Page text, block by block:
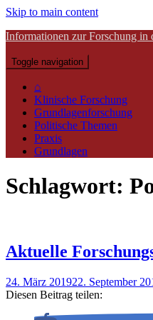
Skip to main content
Informationen zur Forschung
Toggle navigation
⌂
Klinische Forschung
Grundlagenforschung
Politische Themen
Praxis
Grundlagen
Schlagwort:
Aktuelle
24. März 201922. September
Diesen Beitrag teilen: